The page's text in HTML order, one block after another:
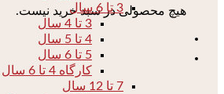
هیچ محصولی در سبد خرید نیست.
3 تا 6 سال
3 تا 4 سال
4 تا 5 سال
5 تا 6 سال
کارگاه 4 تا 6 سال
7 تا 12 سال